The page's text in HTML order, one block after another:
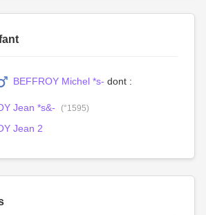
BEFFROY Michel *s- dont :
Jean *s&- (°1595)
Jean 2